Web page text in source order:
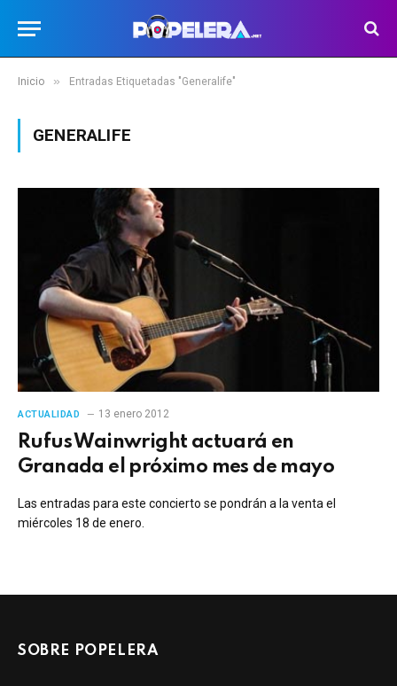
Inicio » Entradas Etiquetadas "Generalife"
GENERALIFE
ACTUALIDAD 13 enero 2012
Rufus Wainwright actuará en
Granada el próximo mes de mayo
Las entradas para este concierto se pondrán a la venta el
miércoles 18 de enero.
SOBRE POPELERA